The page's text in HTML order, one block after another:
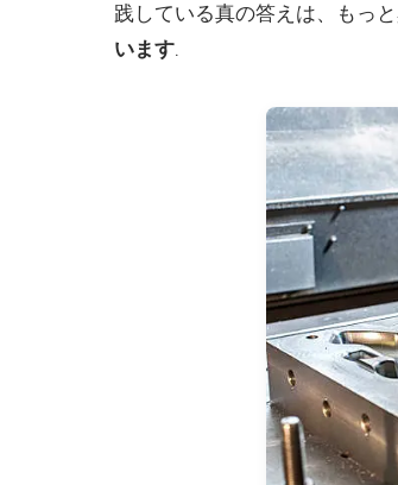
践している真の答えは、もっ
います.